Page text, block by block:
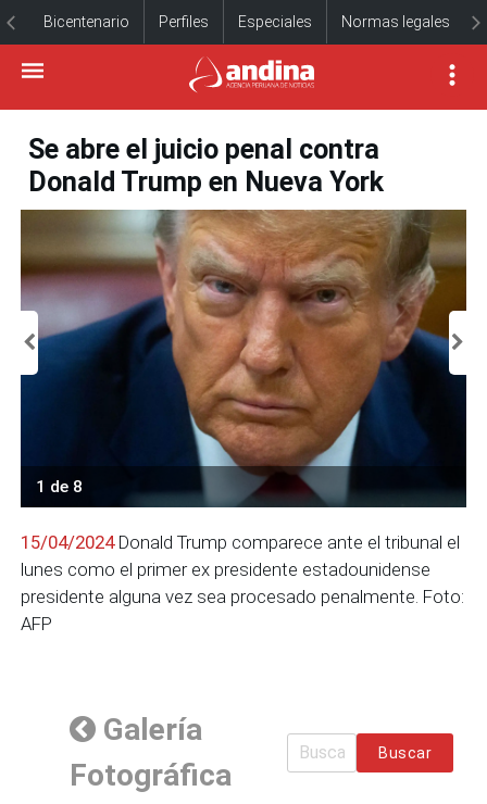
Bicentenario Perfiles Especiales Normas legales
Se abre el juicio penal contra
Donald Trump en Nueva York
1 de 8
15/04/2024Donald Trump comparece ante el tribunal el
lunes como el primer ex presidente estadounidense
presidente alguna vez sea procesado penalmente. Foto:
AFP
Galería
Fotográfica
Buscar